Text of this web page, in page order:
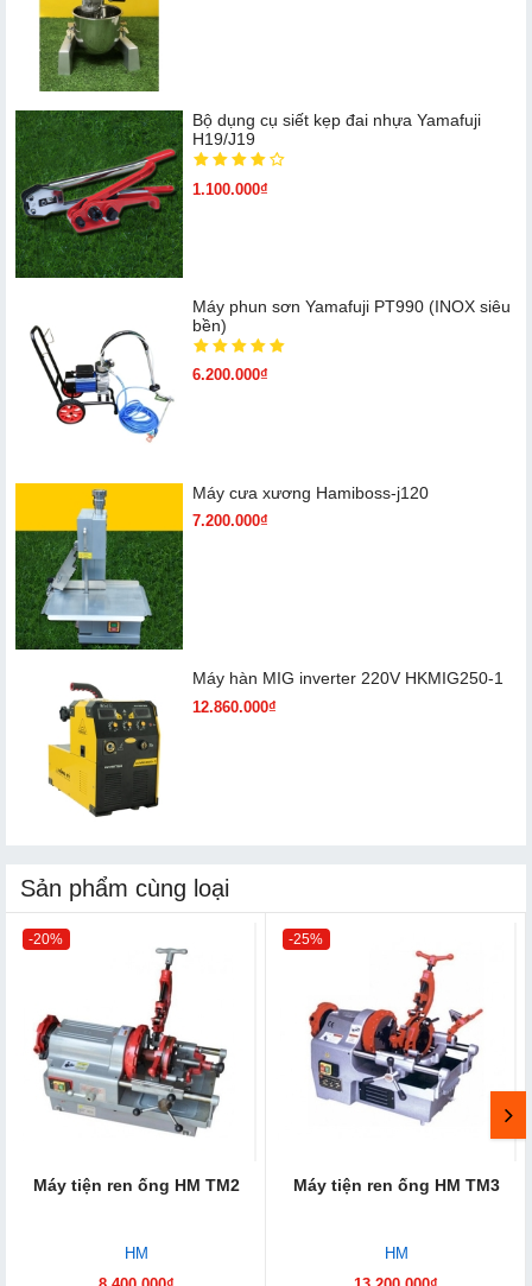
Bộ dụng cụ siết kẹp đai nhựa Yamafuji
H19/J19
1.100.000₫
Máy phun sơn Yamafuji PT990 (INOX siêu
bền)
6.200.000₫
Máy cưa xương Hamiboss-j120
7.200.000₫
Máy hàn MIG inverter 220V HKMIG250-1
12.860.000₫
Sản phẩm cùng loại
-20%
Máy tiện ren ống HM TM2
HM
-25%
Máy tiện ren ống HM TM3
HM